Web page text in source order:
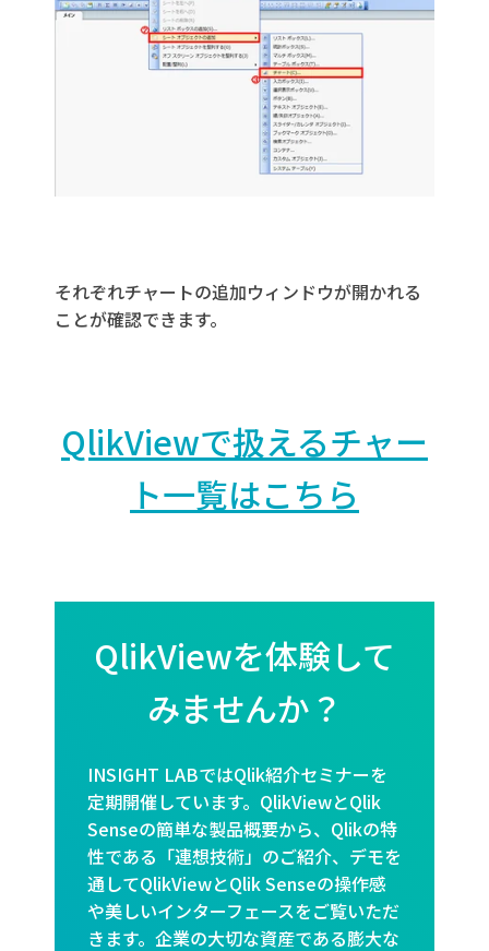
それぞれチャートの追加ウィンドウが開かれる
ことが確認できます。
QlikViewで扱えるチャー
ト一覧はこちら
QlikViewを体験して
みませんか？
INSIGHT LABではQlik紹介セミナーを
定期開催しています。QlikViewとQlik
Senseの簡単な製品概要から、Qlikの特
性である「連想技術」のご紹介、デモを
通してQlikViewとQlik Senseの操作感
や美しいインターフェースをご覧いただ
きます。企業の大切な資産である膨大な